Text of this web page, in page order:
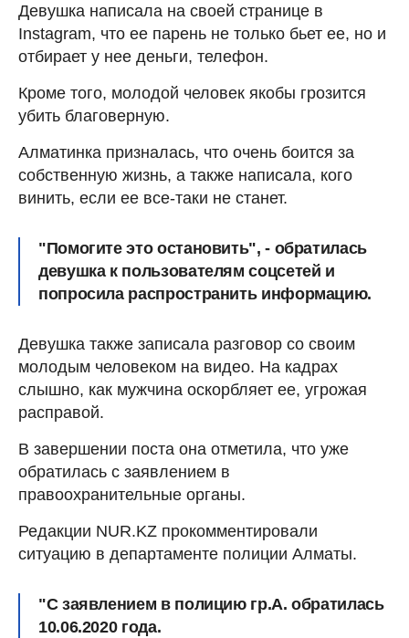
Девушка написала на своей странице в
Instagram, что ее парень не только бьет ее, но и
отбирает у нее деньги, телефон.
Кроме того, молодой человек якобы грозится
убить благоверную.
Алматинка призналась, что очень боится за
собственную жизнь, а также написала, кого
винить, если ее все-таки не станет.
"Помогите это остановить", - обратилась
девушка к пользователям соцсетей и
попросила распространить информацию.
Девушка также записала разговор со своим
молодым человеком на видео. На кадрах
слышно, как мужчина оскорбляет ее, угрожая
расправой.
В завершении поста она отметила, что уже
обратилась с заявлением в
правоохранительные органы.
Редакции NUR.KZ прокомментировали
ситуацию в департаменте полиции Алматы.
"С заявлением в полицию гр.А. обратилась
10.06.2020 года.